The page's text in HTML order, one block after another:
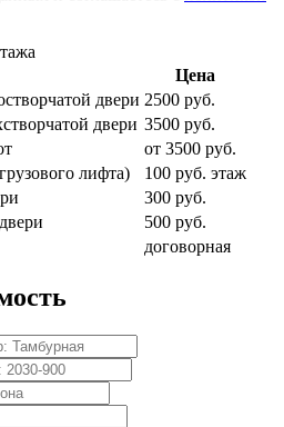
Цена
двери 2500 руб.
двери 3500 руб.
от 3500 руб.
лифта)
100 руб. этаж
300 руб.
500 руб.
договорная